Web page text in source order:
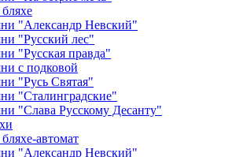
"Александр Невский"
"Русский лес"
"Русская правда"
с подковой
"Русь Святая"
"Сталинградские"
"Слава Русскому Десанту"
автомат
"Александр Невский"